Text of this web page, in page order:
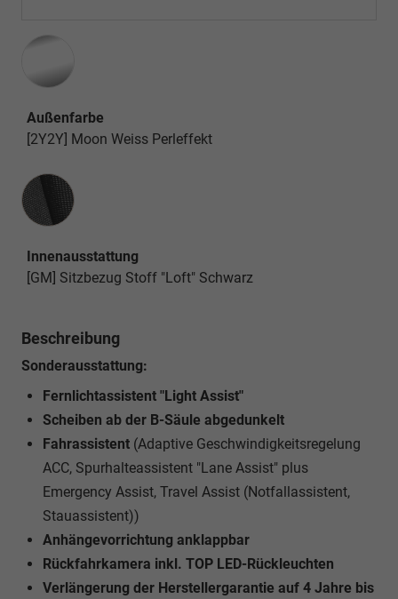
Außenfarbe
[2Y2Y] Moon Weiss Perleffekt
Innenausstattung
Innenausstattung
[GM] Sitzbezug Stoff "Loft" Schwarz
Beschreibung
Sonderausstattung:
Fernlichtassistent "Light Assist"
Scheiben ab der B-Säule abgedunkelt
Fahrassistent (Adaptive Geschwindigkeitsregelung
ACC, Spurhalteassistent "Lane Assist" plus
Emergency Assist, Travel Assist (Notfallassistent,
Stauassistent))
Anhängevorrichtung anklappbar
Rückfahrkamera inkl. TOP LED-Rückleuchten
Verlängerung der Herstellergarantie auf 4 Jahre bis